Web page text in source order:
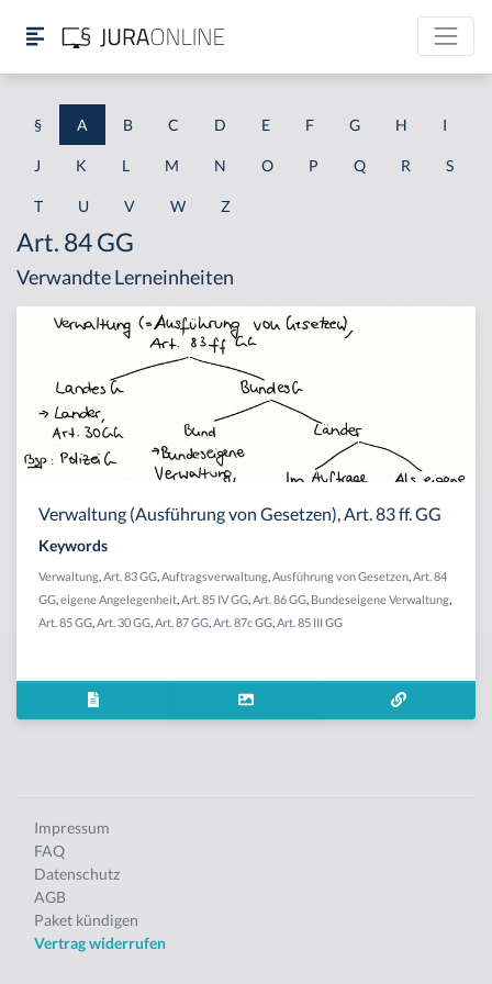
§ A B C D E F G H I
J K L M N O P Q R S
T U V W Z
Art. 84 GG
Verwandte Lerneinheiten
Verwaltung (Ausführung von Gesetzen), Art. 83 ff. GG
Keywords
Verwaltung Art. 83 GG Auftragsverwaltung Ausführung von Gesetzen Art. 84
GG eigene Angelegenheit Art. 85 IV GG Art. 86 GG Bundeseigene Verwaltung
Art. 85 GG Art. 30 GG Art. 87 GG Art. 87c GG Art. 85 III GG
Impressum
FAQ
Datenschutz
AGB
Paket kündigen
Vertrag widerrufen